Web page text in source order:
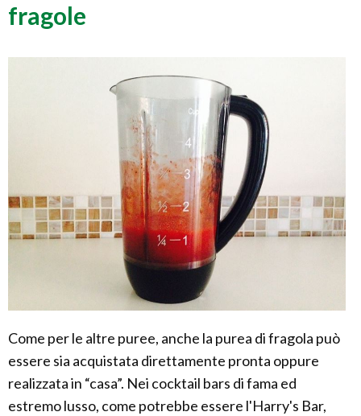
fragole
Come per le altre puree, anche la purea di fragola può
essere sia acquistata direttamente pronta oppure
realizzata in “casa”. Nei cocktail bars di fama ed
estremo lusso, come potrebbe essere l'Harry's Bar,